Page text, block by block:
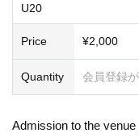
U20
Price ¥2,000
Quantity 会員登録
Admission to the